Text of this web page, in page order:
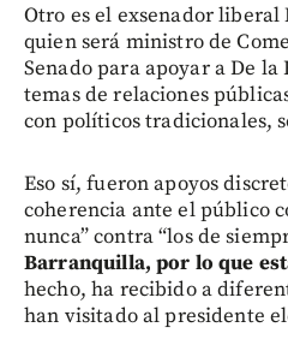
Otro es el exsenador
quien será ministro de
Senado para apoyar a De
temas de relaciones
con políticos tradicionales,
Eso sí, fueron apoyos
coherencia ante el público
nunca” contra “los de
Barranquilla, por lo que
hecho, ha recibido a
han visitado al presidente